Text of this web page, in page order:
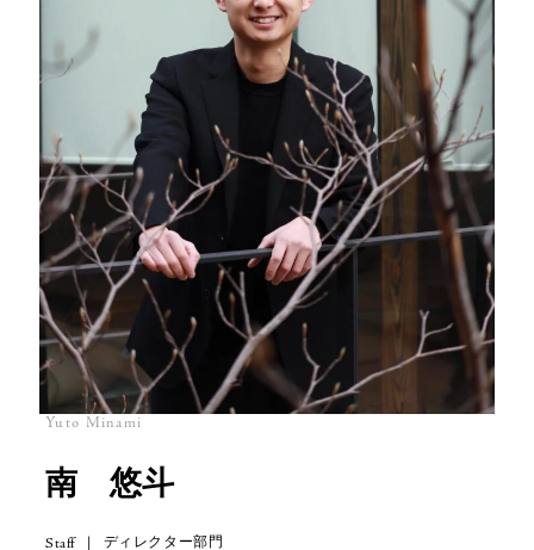
Yuto Minami
南 悠斗
Staff | ディレクター部門